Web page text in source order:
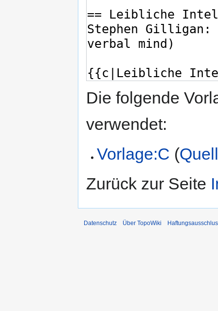
Die folgende
verwendet:
Vorlage:C (
Zurück zur Seite
Datenschutz Über TopoWiki